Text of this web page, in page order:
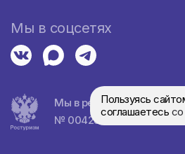
Мы в соцсетях
Мы в реестре
№ 0042839
Пользуясь
соглашаетесь